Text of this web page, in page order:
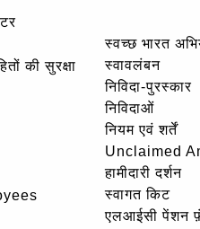
की सुरक्षा
स्वच्छ भारत
स्वावलंबन
निविदा-पुरस्कार
निविदाओं
नियम एवं शर्तें
Unclaimed
हामीदारी दर्शन
स्वागत किट
एलआईसी पेंशन